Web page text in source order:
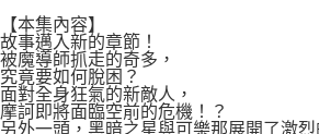
【本集內容】
故事邁入新的章節！
被魔導師抓走的奇多，
究竟要如何脫困？
面對全身狂氣的新敵人，
摩訶即將面臨空前的危機！？
另外一頭，黑暗之星與可樂那展開了激烈